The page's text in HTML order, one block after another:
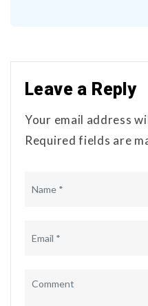
Leave a Reply
Your email address
Required fields are